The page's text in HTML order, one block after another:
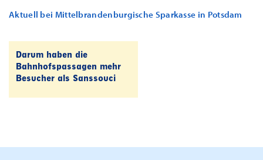
Aktuell bei Mittelbrandenburgische Sparkasse in Potsdam
Darum haben die
Bahnhofspassagen mehr
Besucher als Sanssouci